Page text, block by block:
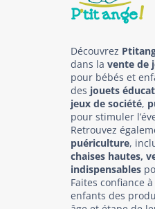
Découvrez
dans la vente de
pour bébés et
des jouets
jeux de société,
pour stimuler
Retrouvez
puériculture,
chaises hautes,
indispensables
Faites confiance à
enfants des